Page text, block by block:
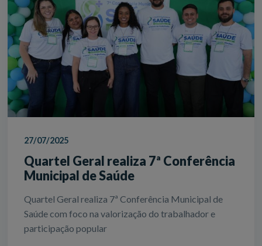
27/07/2025
Quartel Geral realiza 7ª Conferência
Municipal de Saúde
Quartel Geral realiza 7ª Conferência Municipal de
Saúde com foco na valorização do trabalhador e
participação popular